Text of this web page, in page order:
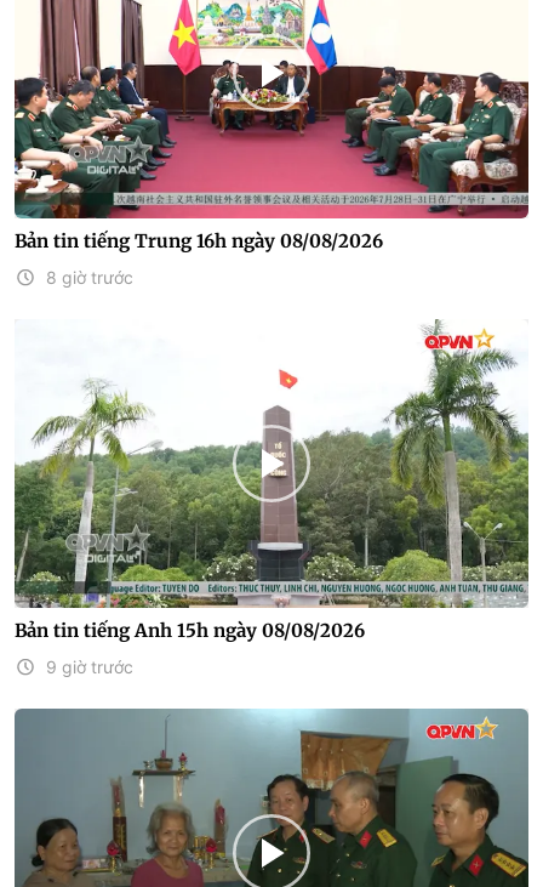
Bản tin tiếng Trung 16h ngày 08/08/2026
8 giờ trước
Bản tin tiếng Anh 15h ngày 08/08/2026
9 giờ trước